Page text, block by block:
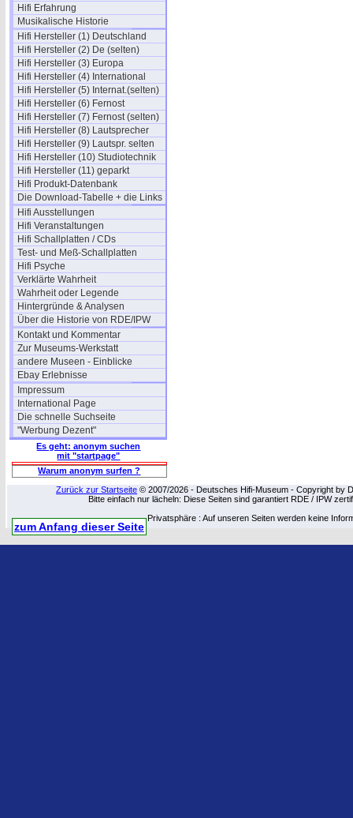
Hifi Erfahrung
Musikalische Historie
Hifi Hersteller (1) Deutschland
Hifi Hersteller (2) De (selten)
Hifi Hersteller (3) Europa
Hifi Hersteller (4) International
Hifi Hersteller (5) Internat.(selten)
Hifi Hersteller (6) Fernost
Hifi Hersteller (7) Fernost (selten)
Hifi Hersteller (8) Lautsprecher
Hifi Hersteller (9) Lautspr. selten
Hifi Hersteller (10) Studiotechnik
Hifi Hersteller (11) geparkt
Hifi Produkt-Datenbank
Die Download-Tabelle + die Links
Hifi Ausstellungen
Hifi Veranstaltungen
Hifi Schallplatten / CDs
Test- und Meß-Schallplatten
Hifi Psyche
Verklärte Wahrheit
Wahrheit oder Legende
Hintergründe & Analysen
Über die Historie von RDE/IPW
Kontakt und Kommentar
Zur Museums-Werkstatt
andere Museen - Einblicke
Ebay Erlebnisse
Impressum
International Page
Die schnelle Suchseite
"Werbung Dezent"
Es geht: anonym suchen
mit "startpage"
Warum anonym surfen ?
Zurück zur Startseite © 2007/2026 - Deutsches Hifi-Museum - Copyright by
Bitte einfach nur lächeln: Diese Seiten sind garantiert RDE / IPW
Privatsphäre : Auf unseren Seiten werden keine
zum Anfang dieser Seite